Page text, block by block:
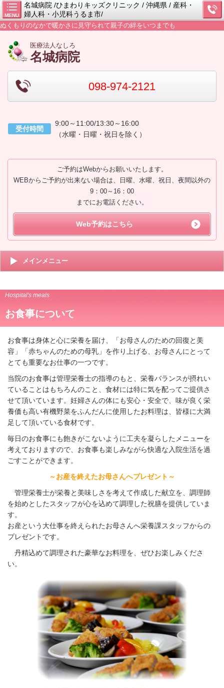
MENU
名城病院 /ひまわりキッズクリニック / 沖縄県 / 産科・
婦人科・小児科うるま市/
ぬくもりのなかで暖かさに見守られて親子の絆をいつまでも
医療法人なしろ
名城病院
098-974-2121
受付時間
9:00～11:00/13:30～16:00
（水曜・日曜・祝日を除く）
ご予約はWebからお願いいたします。
WEBからご予約が出来ない場合は、日曜、水曜、祝日、夜間以外の
9：00～16：00
までにお電話ください。
Web予約はこちら
メインメニュー
Hospital's meals
お食​事について
お食事は身体と心に栄養を届け、「お母さんのための回復と美
容」「赤ちゃんのための母乳」を作り上げる、お母さんにとって
とても重要なお仕事の一つです。
当院のお食事は管理栄養士の指導のもと、栄養バランスが摂れい
ていることはもちろんのこと、食材には特に気を配ってご提供さ
せて頂いています。 妊婦さんの体にも安心・安全で、味が良く栄
養価も高い有機野菜をふんだんに使用したお料理は、皆様に大満
足して頂いている食材です。
毎日のお食事にも飽きがこないように工夫を凝らしたメニューを
考えておりますので、お食事も楽しみながら快適な入院生活を過
ごすことができます。
～お産を終えたお母さんへプレゼント～
管理栄養士が栄養と美味しさを考えて作成した献立を、調理師
を始めとしたスタッフが心を込めて調理した祝膳を提供していま
す。
お産という大仕事を終えられたお母さんへ栄養課スタッフからの
プレゼントです。
丹精込めて調理された豪華なお料理を、ぜひお楽しみくださ
い。